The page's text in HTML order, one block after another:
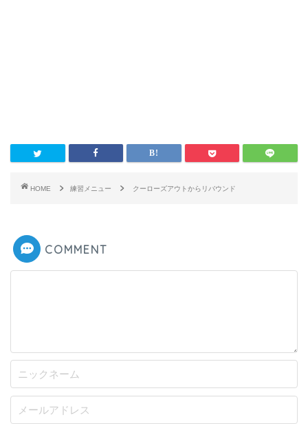
HOME 練習メニュー クーローズアウトからリバウンド
COMMENT